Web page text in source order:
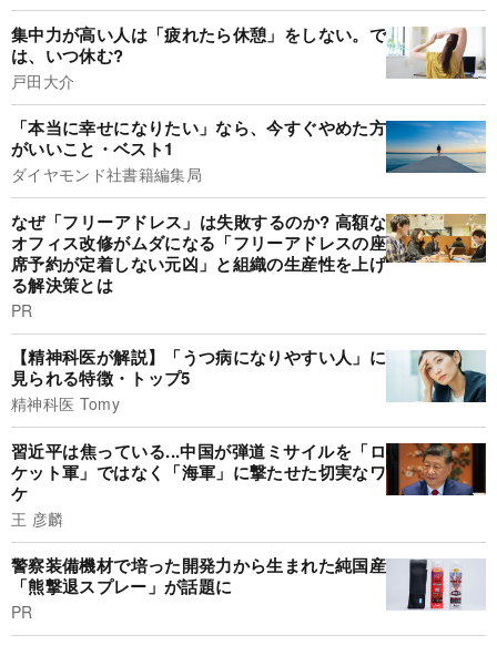
集中力が高い人は「疲れたら休憩」をしない。で
は、いつ休む?
戸田大介
「本当に幸せになりたい」なら、今すぐやめた方
がいいこと・ベスト1
ダイヤモンド社書籍編集局
なぜ「フリーアドレス」は失敗するのか? 高額な
オフィス改修がムダになる「フリーアドレスの座
席予約が定着しない元凶」と組織の生産性を上げ
る解決策とは
PR
【精神科医が解説】「うつ病になりやすい人」に
見られる特徴・トップ5
精神科医 Tomy
習近平は焦っている...中国が弾道ミサイルを「ロ
ケット軍」ではなく「海軍」に撃たせた切実なワ
ケ
王 彦麟
警察装備機材で培った開発力から生まれた純国産
「熊撃退スプレー」が話題に
PR